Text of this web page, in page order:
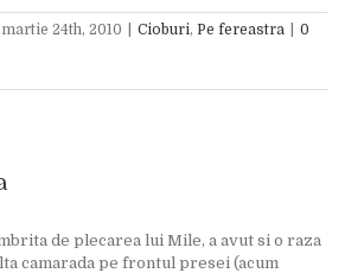
martie 24th, 2010 Cioburi, Pe fereastra
0
de plecarea lui Mile, a avut si o raza
camarada pe frontul presei (acum